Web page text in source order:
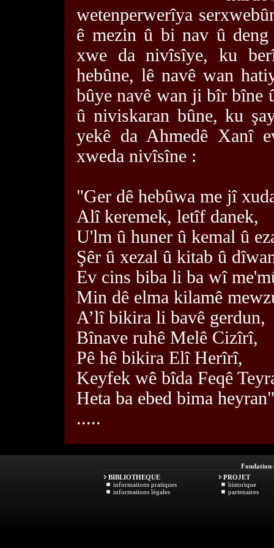
wetenperwerîya
ê mezin û bi nav û
xwe da nivîsîye, ku
hebûne, lê navê wan
bûye navê wan ji bîr bîne
û niviskaran bûne, ku
yekê da Ahmedê Xanî
xweda nivîsîne :
"Ger dê hebûwa me jî
Alî keremek, letîf danek,
U'lm û huner û kemal û
Şêr û xezal û kitab û
Ev cins biba li ba wî
Min dê elma kilamê
A’lî bikira li bavê gerdun,
Bînave ruhê Melê Cizîrî,
Pê hê bikira Elî Herîrî,
Keyfek wê bîda Feqê
Heta ba ebed bima heyran"
.....
Fondation
BIBLIOTHEQUE
informations pratiques
informations légales
PROJET
historique
partenaires